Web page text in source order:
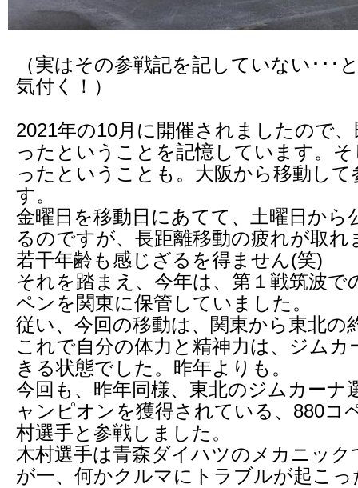
（実はその参戦記を記していない･･･
気付く！）
2021年の10月に開催されましたので
ったということを記憶しています。
ったということも。大阪から移動し
す。
金曜日を移動日にあてて、土曜日から
るのですが、長距離移動の疲れが取
若干年齢も感じざるを得ません(笑)
それを踏まえ、今年は、第１戦筑波で
ペンを関東に保管していました。
従い、今回の移動は、関東から東北の
これで自分の体力と精神力は、ジムカ
きる状態でした。昨年よりも。
今回も、昨年同様、東北のジムカーナ
ャンピオンを獲得されている、880コ
村選手と参戦しました。
木村選手は青森ダイハツのメカニッ
が一、何かクルマにトラブルが起こ